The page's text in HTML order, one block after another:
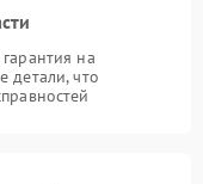
на
детали, что